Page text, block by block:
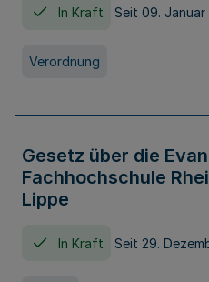
In Kraft Seit 09. Januar
Verordnung
Gesetz über die
Fachhochschule
Lippe
In Kraft Seit 29.